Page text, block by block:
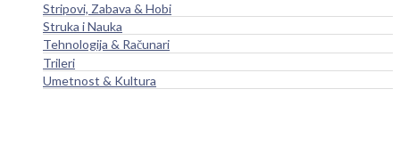
Stripovi, Zabava & Hobi
Struka i Nauka
Tehnologija & Računari
Trileri
Umetnost & Kultura